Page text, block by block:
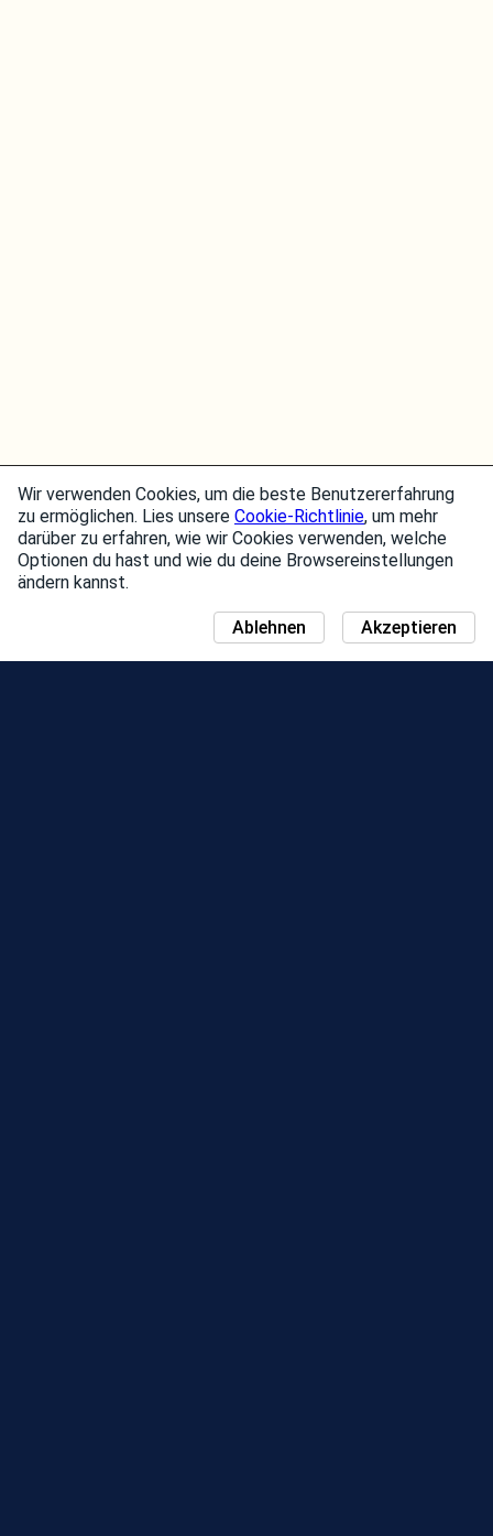
Wir verwenden Cookies, um die beste Benutzererfahrung
zu ermöglichen. Lies unsere Cookie-Richtlinie, um mehr
darüber zu erfahren, wie wir Cookies verwenden, welche
Optionen du hast und wie du deine Browsereinstellungen
ändern kannst.
Akzeptieren
Ablehnen